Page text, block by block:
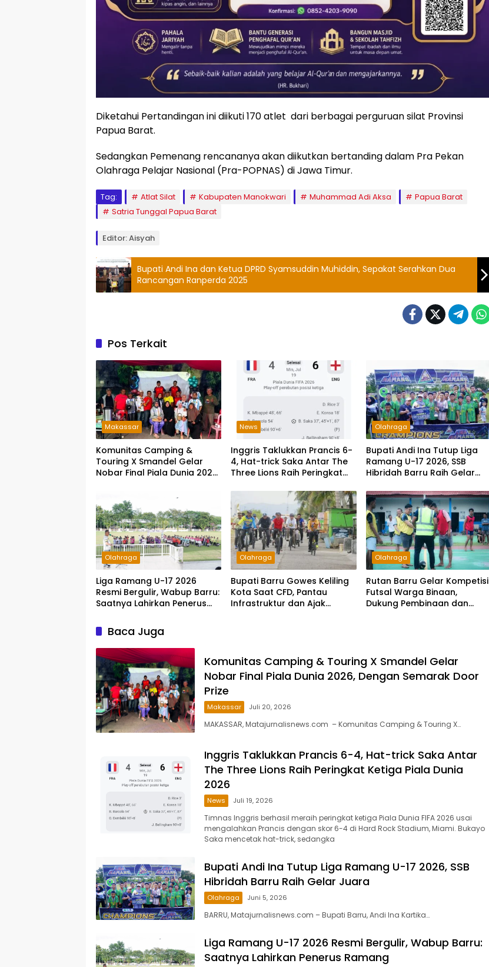
Diketahui Pertandingan ini diikuti 170 atlet dari berbagai perguruan silat Provinsi
Papua Barat.
Sedangkan Pemenang rencananya akan diikutkan bertanding dalam Pra Pekan
Olahraga Pelajar Nasional (Pra-POPNAS) di Jawa Timur.
Tag: Atlat Silat Kabupaten Manokwari Muhammad Adi Aksa
Papua Barat
Satria Tunggal Papua Barat
Editor: Aisyah
Bupati Andi Ina dan Ketua DPRD Syamsuddin Muhiddin, Sepakat Serahkan Dua
Rancangan Ranperda 2025
Pos Terkait
Makassar
Komunitas Camping &
Touring X Smandel Gelar
Nobar Final Piala Dunia 2026,
News
Inggris Taklukkan Prancis 6-
4, Hat-trick Saka Antar The
Three Lions Raih Peringkat
Olahraga
Bupati Andi Ina Tutup Liga
Ramang U-17 2026, SSB
Hibridah Barru Raih Gelar
Olahraga
Liga Ramang U-17 2026
Resmi Bergulir, Wabup Barru:
Saatnya Lahirkan Penerus
Olahraga
Bupati Barru Gowes Keliling
Kota Saat CFD, Pantau
Infrastruktur dan Ajak
Olahraga
Rutan Barru Gelar Kompetisi
Futsal Warga Binaan,
Dukung Pembinaan dan
Baca Juga
Komunitas Camping & Touring X Smandel Gelar
Nobar Final Piala Dunia 2026, Dengan Semarak Door
Prize
Makassar Juli 20, 2026
MAKASSAR, Matajurnalisnews.com – Komunitas Camping & Touring X…
Inggris Taklukkan Prancis 6-4, Hat-trick Saka Antar
The Three Lions Raih Peringkat Ketiga Piala Dunia
2026
News Juli 19, 2026
Timnas Inggris berhasil meraih peringkat ketiga Piala Dunia FIFA 2026 usai
mengalahkan Prancis dengan skor 6-4 di Hard Rock Stadium, Miami. Bukayo
Saka mencetak hat-trick, sedangka
Bupati Andi Ina Tutup Liga Ramang U-17 2026, SSB
Hibridah Barru Raih Gelar Juara
Olahraga Juni 5, 2026
BARRU, Matajurnalisnews.com – Bupati Barru, Andi Ina Kartika…
Liga Ramang U-17 2026 Resmi Bergulir, Wabup Barru:
Saatnya Lahirkan Penerus Ramang